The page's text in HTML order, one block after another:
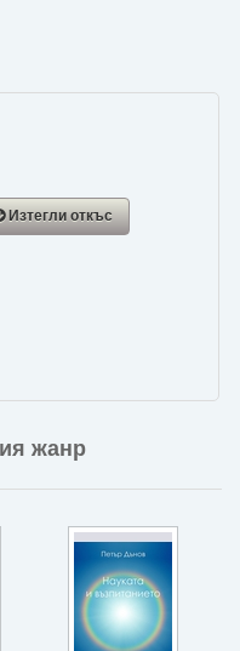
Изтегли откъс
жанр